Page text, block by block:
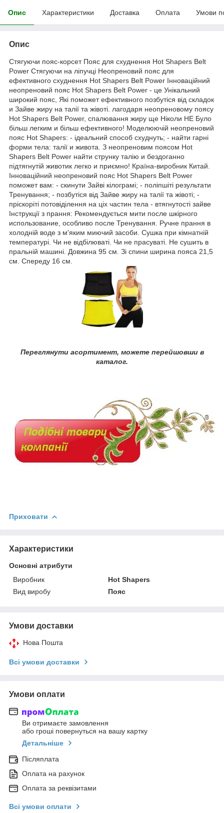
Опис Характеристики Доставка Оплата Умови
Опис
Стягуючи пояс-корсет Пояс для схуднення Hot Shapers Belt
Power Стягуючи на ліпучці Неопреновий пояс для
ефективного схуднення Hot Shapers Belt Power Інноваційний
неопреновий пояс Hot Shapers Belt Power - це Унікальний
широкий пояс, Які поможет ефективного позбутіся від складок
и Зайве жиру на талії та жівоті. лагодаря неопреновому поясу
Hot Shapers Belt Power, спалювання жиру ще Ніколи НЕ Було
більш легким и більш ефективного! Моделюючій неопреновий
пояс Hot Shapers: - ідеальний способ схуднуть; - найти гарні
форми тела: талії и живота. З неопреновим поясом Hot
Shapers Belt Power найти струнку талію и бездоганно
підтягнутій животик легко и приємно! Країна-виробник Китай.
Інноваційний неопреновий пояс Hot Shapers Belt Power
поможет вам: - скинути Зайві кілограмі; - поліпшіті результати
Тренування; - позбутіся від Зайве жиру на талії та жівоті; -
пріскоріті потовіділення на ціх частин тела - втягнутості зайве
Інструкції з прання: Рекомендується мити после шкірного
использование, особливо после Тренування. Ручне прання в
холодній воде з м'яким миючий засоби. Сушка при кімнатній
температурі. Чи не відбілюваті. Чи не прасуваті. Не сушить в
пральній машині. Довжина 95 см. Зі спини ширина пояса 21,5
см. Спереду 16 см.
Переглянути асортимент, можете перейшовши в
каталог.
Приховати
Характеристики
Основні атрибути
Виробник
Hot Shapers
Вид виробу
Пояс
Умови доставки
Нова Пошта
Всі умови доставки
Умови оплати
Ви отримаєте замовлення
або гроші повернуться на вашу картку
Детальніше
Післяплата
Оплата на рахунок
Оплата за реквізитами
Всі умови оплати